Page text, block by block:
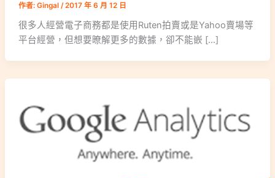
作者: Gingal /2017 年 6 月 12 日
很多人經營電子商務都是使用Ruten拍賣或是Yahoo賣場等
平台經營，但想要暸解更多的數據，卻不能嵌 […]